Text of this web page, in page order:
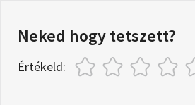
Neked hogy tetszett?
Értékeld: